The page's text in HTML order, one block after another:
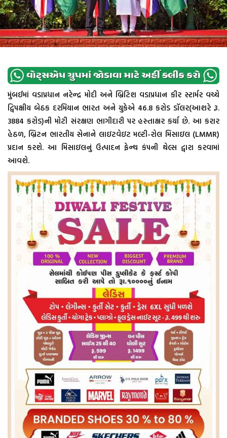
મુંબઈમાં વડાપ્રધાન નરેન્દ્ર મોદી અને બ્રિટિશ વડાપ્રધાન કીર સ્ટાર્મર વચ્ચે
દ્વિપક્ષીય બેઠક દરમિયાન ભારત અને યુકેએ 46.8 કરોડ ડૉલર(આશરે રૂ.
3884 કરોડ)ની મોટી સંરક્ષણ ભાગીદારી પર હસ્તાક્ષર કર્યા છે. આ કરાર
હેઠળ, બ્રિટન ભારતીય સેનાને લાઇટવેઇટ મલ્ટી-રોલ મિસાઇલ (LMMR)
પ્રદાન કરશે. આ મિસાઇલનું ઉત્પાદન ફ્રેન્ચ કંપની થેલ્સ દ્વારા કરવામાં
આવશે.